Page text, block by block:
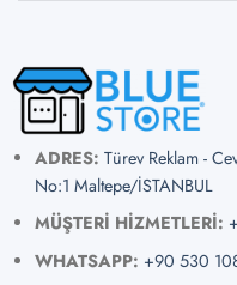
ADRES: Türev Reklam -
No:1 Maltepe/İSTANBUL
MÜŞTERİ HİZMETLERİ:
WHATSAPP: +90 530